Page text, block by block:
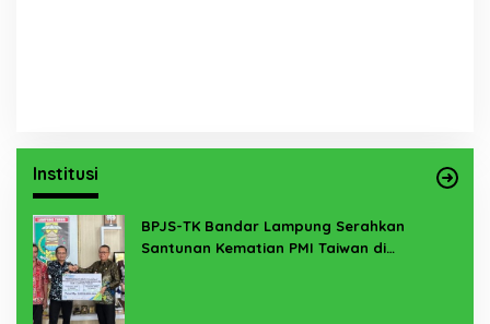
Institusi
BPJS-TK Bandar Lampung Serahkan
Santunan Kematian PMI Taiwan di